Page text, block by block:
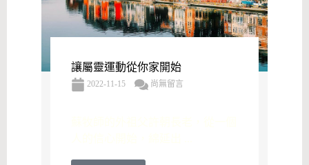
讓屬靈運動從你家開始
2022-11-15 尚無留言